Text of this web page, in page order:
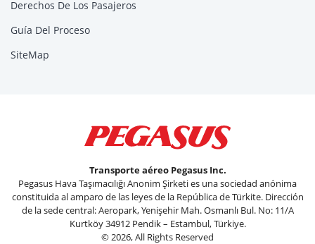
Derechos De Los Pasajeros
Guía Del Proceso
SiteMap
Transporte aéreo Pegasus Inc.
Pegasus Hava Taşımacılığı Anonim Şirketi es una sociedad anónima
constituida al amparo de las leyes de la República de Türkite. Dirección
de la sede central: Aeropark, Yenişehir Mah. Osmanlı Bul. No: 11/A
Kurtköy 34912 Pendik – Estambul, Türkiye.
© 2026, All Rights Reserved